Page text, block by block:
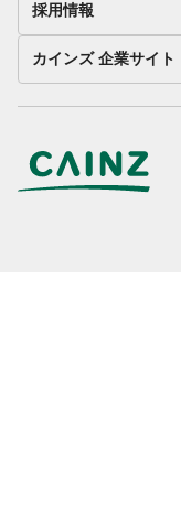
採用情報
カインズ 企業サイト